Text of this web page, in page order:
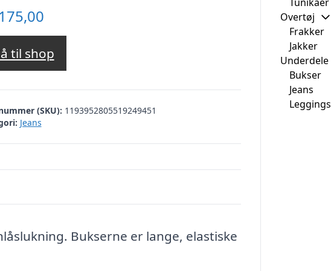
175,00
til shop
(SKU): 1193952805519249451
Jeans
Bukserne er lange, elastiske
Overtøj
Frakker
Jakker
Underdele
Bukser
Jeans
Leggings